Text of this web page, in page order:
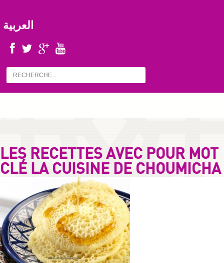
العربية
LES RECETTES AVEC POUR MOT
CLÉ LA CUISINE DE CHOUMICHA